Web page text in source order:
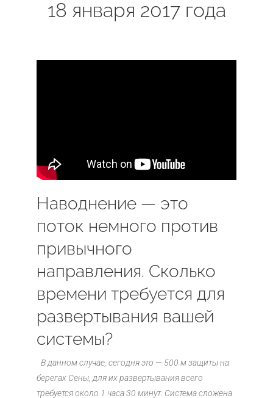
18 января 2017 года
Наводнение — это
поток немного против
привычного
направления. Сколько
времени требуется для
развертывания вашей
системы?
В данном случае, сегодня это — 500 м защиты на
берегах Сены, для их развертывания всего
требуется около 1 часа 30 минут. Система сложена